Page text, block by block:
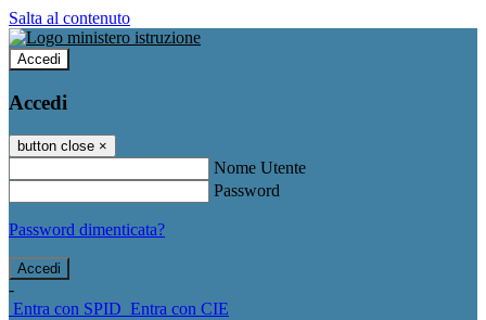
Salta al contenuto
Accedi
Accedi
button close ×
Nome Utente
Password
Password dimenticata?
-
Entra con SPID Entra con CIE